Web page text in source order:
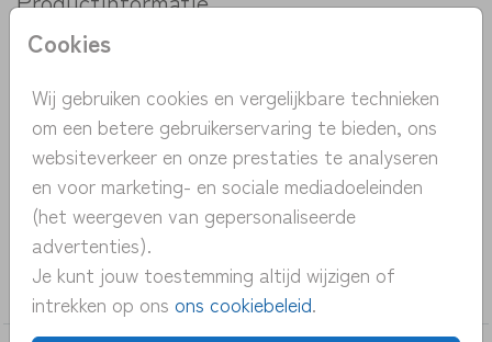
Cookies
Wij gebruiken cookies en vergelijkbare technieken
om een betere gebruikerservaring te bieden, ons
websiteverkeer en onze prestaties te analyseren
en voor marketing- en sociale mediadoeleinden
(het weergeven van gepersonaliseerde
advertenties).
Je kunt jouw toestemming altijd wijzigen of
intrekken op ons ons cookiebeleid.
OMSCHRIJVING
Van dit geboortekaartje wordt je meteen vrolijk.
Het is een fris en sprankelend kaartje. De
waterverf bollen geven een leuk effect en zijn het
mooist op het structuurpapier. Pas het kaartje
eenvoudig aan en bestel een proefdruk voor 1 euro.
Toon meer
COLLECTIE
jongen